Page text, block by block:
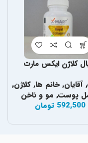
کلاژن ایکس مارت
, آقایان,خانم ها, کلاژن,
پوست, مو و ناخن
592,500 تومان